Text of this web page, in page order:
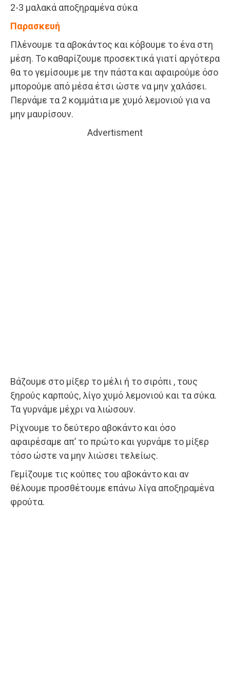
2-3 μαλακά αποξηραμένα σύκα
Παρασκευή
Πλένουμε τα αβοκάντος και κόβουμε το ένα στη
μέση. Το καθαρίζουμε προσεκτικά γιατί αργότερα
θα το γεμίσουμε με την πάστα και αφαιρούμε όσο
μπορούμε από μέσα έτσι ώστε να μην χαλάσει.
Περνάμε τα 2 κομμάτια με χυμό λεμονιού για να
μην μαυρίσουν.
Advertisment
Βάζουμε στο μίξερ το μέλι ή το σιρόπι , τους
ξηρούς καρπούς, λίγο χυμό λεμονιού και τα σύκα.
Τα γυρνάμε μέχρι να λιώσουν.
Ρίχνουμε το δεύτερο αβοκάντο και όσο
αφαιρέσαμε απ’ το πρώτο και γυρνάμε το μίξερ
τόσο ώστε να μην λιώσει τελείως.
Γεμίζουμε τις κούπες του αβοκάντο και αν
θέλουμε προσθέτουμε επάνω λίγα αποξηραμένα
φρούτα.